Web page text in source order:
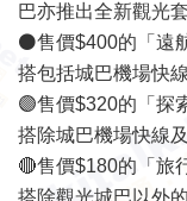
巴亦推出全新觀光
⚫售價$400的「遠
搭包括城巴機場快
🟣售價$320的「探
搭除城巴機場快線
🔴售價$180的「旅
搭除觀光城巴以外